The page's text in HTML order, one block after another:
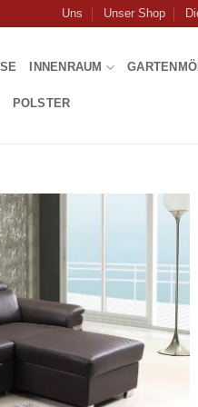
Uns Unser Shop
INNENRAUM
POLSTER